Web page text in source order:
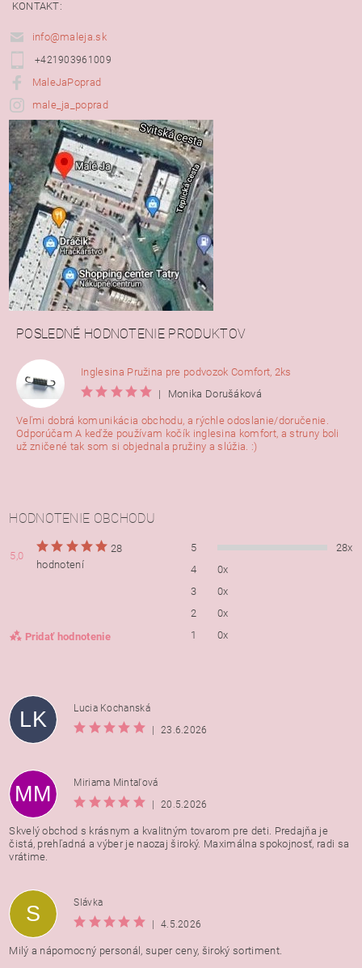
KONTAKT:
info@maleja.sk
+421903961009
MaleJaPoprad
male_ja_poprad
POSLEDNÉ HODNOTENIE PRODUKTOV
Inglesina Pružina pre podvozok Comfort, 2ks
|
Monika Dorušáková
Veľmi dobrá komunikácia obchodu, a rýchle odoslanie/doručenie.
Odporúčam A keďže používam kočík inglesina komfort, a struny boli
už zničené tak som si objednala pružiny a slúžia. :)
HODNOTENIE OBCHODU
5,0
28
hodnotení
Pridať hodnotenie
5
28x
4
0x
3
0x
2
0x
1
0x
Vložením hodnotenie súhlasíte s
osobných údajov
LK
Lucia Kochanská
|
23.6.2026
MM
Miriama Mintaľová
|
20.5.2026
Skvelý obchod s krásnym a kvalitným tovarom pre deti. Predajňa je
čistá, prehľadná a výber je naozaj široký. Maximálna spokojnosť, radi sa
vrátime.
S
Slávka
|
4.5.2026
Milý a nápomocný personál, super ceny, široký sortiment.